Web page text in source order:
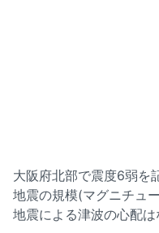
大阪府北部で震度6弱を
地震の規模(マグニチュ
地震による津波の心配は